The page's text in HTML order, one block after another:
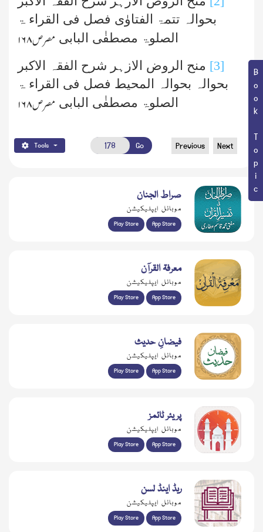
Book Topic
بحوالہ تتمۃ الفتاوٰی فصل فی القراء ۃ
الصلوۃ مصطفٰی البابی مصر ص۱۶۸
[3] منح الروض الازہر شرح الفقہ الاکبر
بحوالہ بحوالہ المحیط فصل فی القراء ۃ
الصلوۃ مصطفٰی البابی مصر ص۱۶۸
Tools Go Previous Next
صراط الجنان
موبائل ایپلیکیشن
Play Store App Store
معرفۃ القرآن
موبائل ایپلیکیشن
Play Store App Store
فیضانِ حدیث
موبائل ایپلیکیشن
Play Store App Store
پریئر ٹائمز
موبائل ایپلیکیشن
Play Store App Store
ریڈ اینڈ لسن
موبائل ایپلیکیشن
Play Store App Store